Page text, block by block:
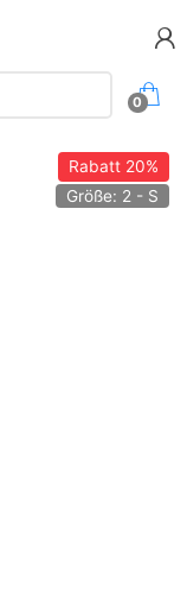
0
Rabatt20%
Größe: 2 - S